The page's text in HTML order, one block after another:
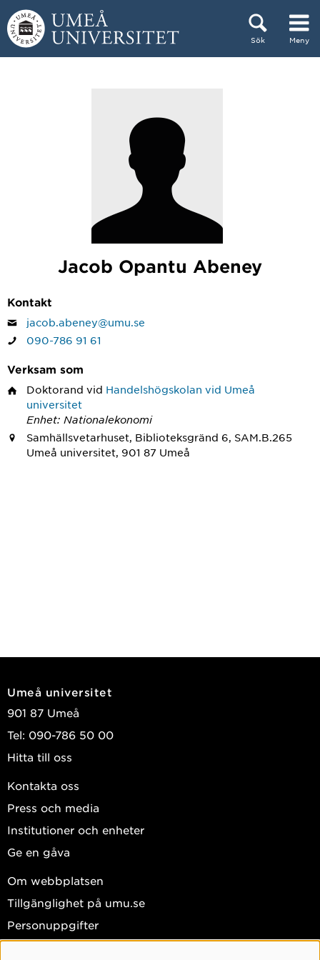
Hoppa direkt till innehållet
Sök Meny
Jacob Opantu Abeney
Kontakt
jacob.abeney@umu.se
090-786 91 61
Verksam som
Doktorand vid Handelshögskolan vid Umeå
universitet
Enhet: Nationalekonomi
Samhällsvetarhuset, Biblioteksgränd 6, SAM.B.265
Umeå universitet, 901 87 Umeå
Umeå universitet
901 87 Umeå
Tel: 090-786 50 00
Hitta till oss
Kontakta oss
Press och media
Institutioner och enheter
Ge en gåva
Om webbplatsen
Tillgänglighet på umu.se
Personuppgifter